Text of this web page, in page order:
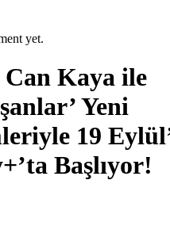
yet.
Can Kaya ile
Yeni
19
Başlıyor!